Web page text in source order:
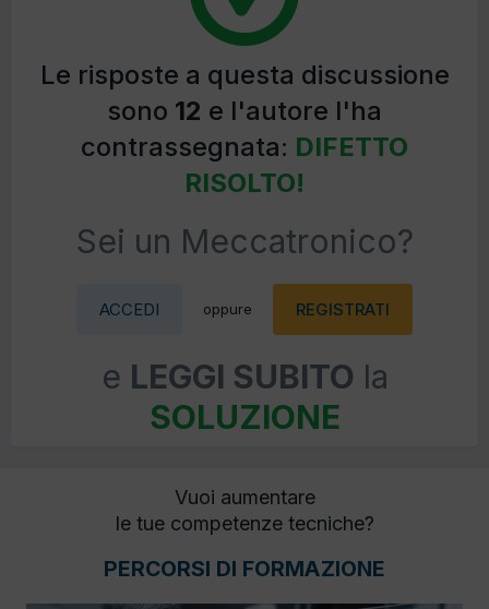
Le risposte a questa discussione
sono 12 e l'autore l'ha
contrassegnata: DIFETTO
RISOLTO!
Sei un Meccatronico?
ACCEDI oppure REGISTRATI
e LEGGI SUBITO la
SOLUZIONE
Vuoi aumentare
le tue competenze tecniche?
PERCORSI DI FORMAZIONE